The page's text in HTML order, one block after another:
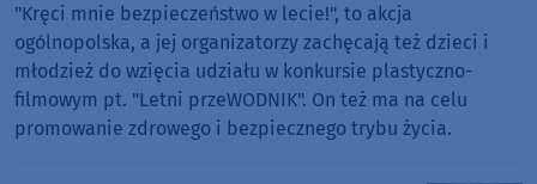
"Kręci mnie bezpieczeństwo w lecie!", to akcja
ogólnopolska, a jej organizatorzy zachęcają też dzieci i
młodzież do wzięcia udziału w konkursie plastyczno-
filmowym pt. "Letni przeWODNIK". On też ma na celu
promowanie zdrowego i bezpiecznego trybu życia.